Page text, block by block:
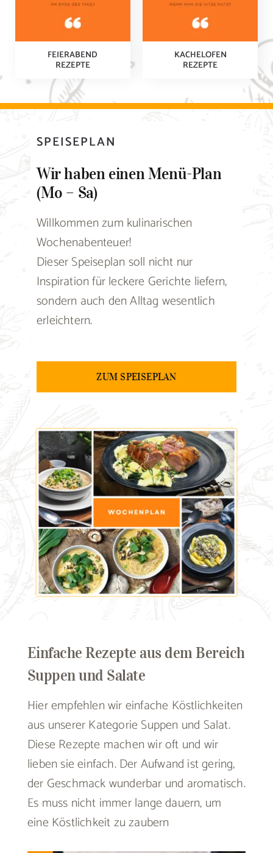
FEIERABEND
REZEPTE
KACHELOFEN
REZEPTE
SPEISEPLAN
Wir haben einen Menü-Plan
(Mo – Sa)
Willkommen zum kulinarischen
Wochenabenteuer!
Dieser Speiseplan soll nicht nur
Inspiration für leckere Gerichte liefern,
sondern auch den Alltag wesentlich
erleichtern.
ZUM SPEISEPLAN
Einfache Rezepte aus dem Bereich
Suppen und Salate
Hier empfehlen wir einfache Köstlichkeiten
aus unserer Kategorie Suppen und Salat.
Diese Rezepte machen wir oft und wir
lieben sie einfach. Der Aufwand ist gering,
der Geschmack wunderbar und aromatisch.
Es muss nicht immer lange dauern, um
eine Köstlichkeit zu zaubern